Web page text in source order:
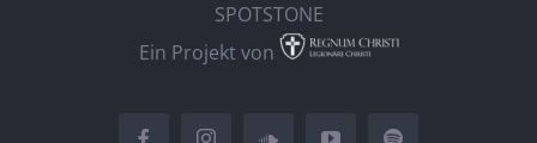
SPOTSTONE
Ein Projekt von